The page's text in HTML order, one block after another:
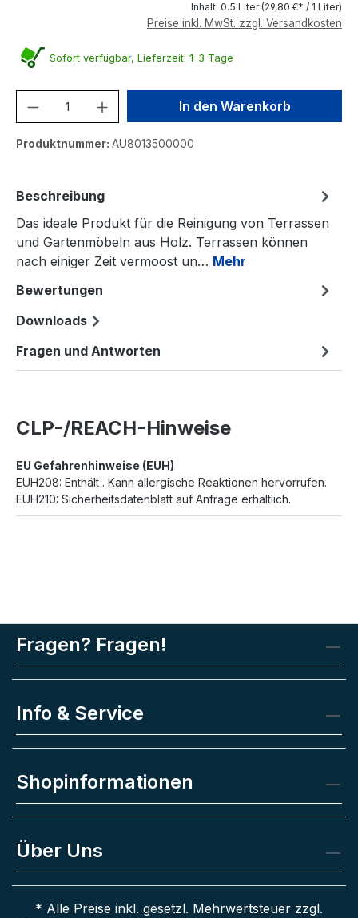
Inhalt: 0.5 Liter (29,80 €* / 1 Liter)
Preise inkl. MwSt. zzgl. Versandkosten
Sofort verfügbar, Lieferzeit: 1-3 Tage
Produkt Anzahl: Gib denIn den Warenkorb
Produktnummer: AU8013500000
Beschreibung
Das ideale Produkt für die Reinigung von Terrassen
und Gartenmöbeln aus Holz. Terrassen können
nach einiger Zeit vermoost un… Mehr
Bewertungen
Downloads
Fragen und Antworten
CLP-/REACH-Hinweise
EU Gefahrenhinweise (EUH)
EUH208: Enthält . Kann allergische Reaktionen hervorrufen.
EUH210: Sicherheitsdatenblatt auf Anfrage erhältlich.
Fragen? Fragen!
Info & Service
Shopinformationen
Über Uns
* Alle Preise inkl. gesetzl. Mehrwertsteuer zzgl.